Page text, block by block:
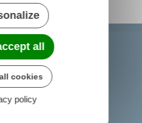
all
cookies
policy